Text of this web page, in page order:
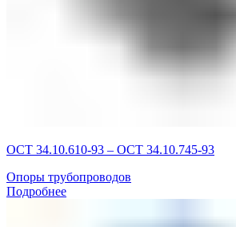
ОСТ 34.10.610-93 – ОСТ 34.10.745-93
Опоры трубопроводов
Подробнее